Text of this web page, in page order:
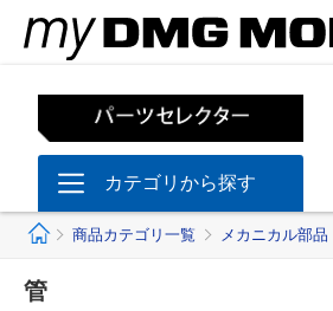
カテゴリから探す
ホーム
商品カテゴリ一覧 メカニカル部品
管